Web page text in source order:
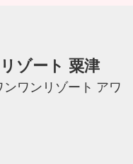
ゾート 粟津
ワンリゾート アワ